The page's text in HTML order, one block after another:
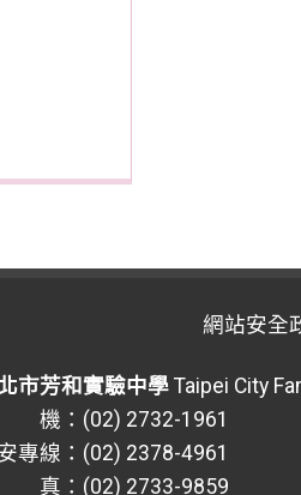
網站安全
市芳和實驗中學 Taipei City
機：(02) 2732-1961
專線：(02) 2378-4961
真：(02) 2733-9859